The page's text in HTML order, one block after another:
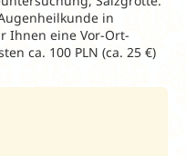
in
Ihnen eine Vor-Ort-
ca. 100 PLN (ca. 25 €)